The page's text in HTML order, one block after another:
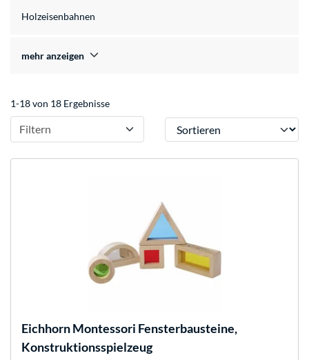
Holzeisenbahnen
mehr anzeigen
1-18 von 18 Ergebnisse
Filtern Sortieren
EichhornMontessori Fensterbausteine,
Konstruktionsspielzeug